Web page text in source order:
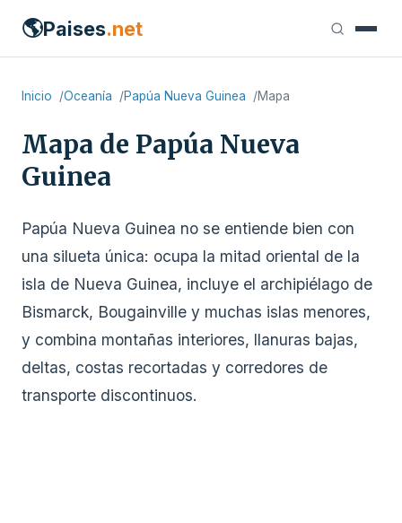
🌎Paises.net
Inicio Oceanía Papúa Nueva Guinea Mapa
Mapa de Papúa Nueva
Guinea
Papúa Nueva Guinea no se entiende bien con
una silueta única: ocupa la mitad oriental de la
isla de Nueva Guinea, incluye el archipiélago de
Bismarck, Bougainville y muchas islas menores,
y combina montañas interiores, llanuras bajas,
deltas, costas recortadas y corredores de
transporte discontinuos.